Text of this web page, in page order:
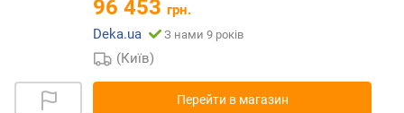
96 453 грн.
Deka.ua
З нами 9 років
(Київ)
Перейти в магазин